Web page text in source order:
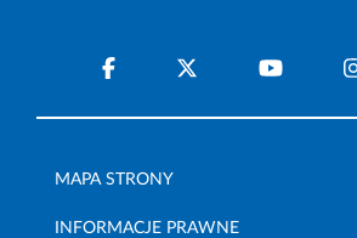
MAPA STRONY
INFORMACJE PRAWNE